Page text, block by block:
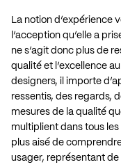
La notion d’expérience
l’acception qu’elle a
ne s’agit donc plus de
qualité et l’excellence
designers, il importe
ressentis, des regards,
mesures de la qualité
multiplient dans tous les
plus aisé de
usager, représentant